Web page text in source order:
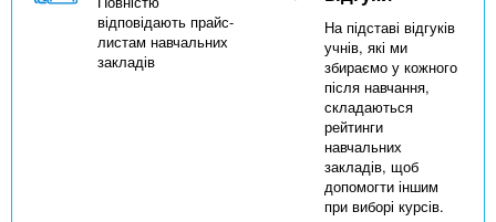
відповідають прайс-
листам навчальних
закладів
На підставі відгуків
учнів, які ми
збираємо у кожного
після навчання,
складаються
рейтинги
навчальних
закладів, щоб
допомогти іншим
при виборі курсів.